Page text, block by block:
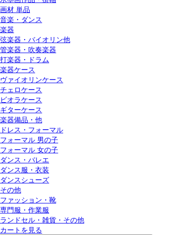
画材 単品
音楽・ダンス
楽器
弦楽器・バイオリン他
管楽器・吹奏楽器
打楽器・ドラム
楽器ケース
ヴァイオリンケース
チェロケース
ビオラケース
ギターケース
楽器備品・他
ドレス・フォーマル
フォーマル 男の子
フォーマル 女の子
ダンス・バレエ
ダンス服・衣装
ダンスシューズ
その他
ファッション・靴
専門服・作業服
ランドセル・雑貨・その他
カートを見る